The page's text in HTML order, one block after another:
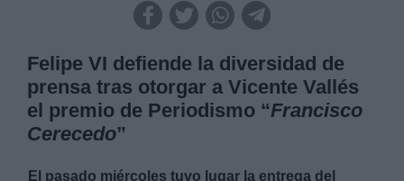
Felipe VI defiende la diversidad de
prensa tras otorgar a Vicente Vallés
el premio de Periodismo “Francisco
Cerecedo”
El pasado miércoles tuvo lugar la entrega del
Legitimación: